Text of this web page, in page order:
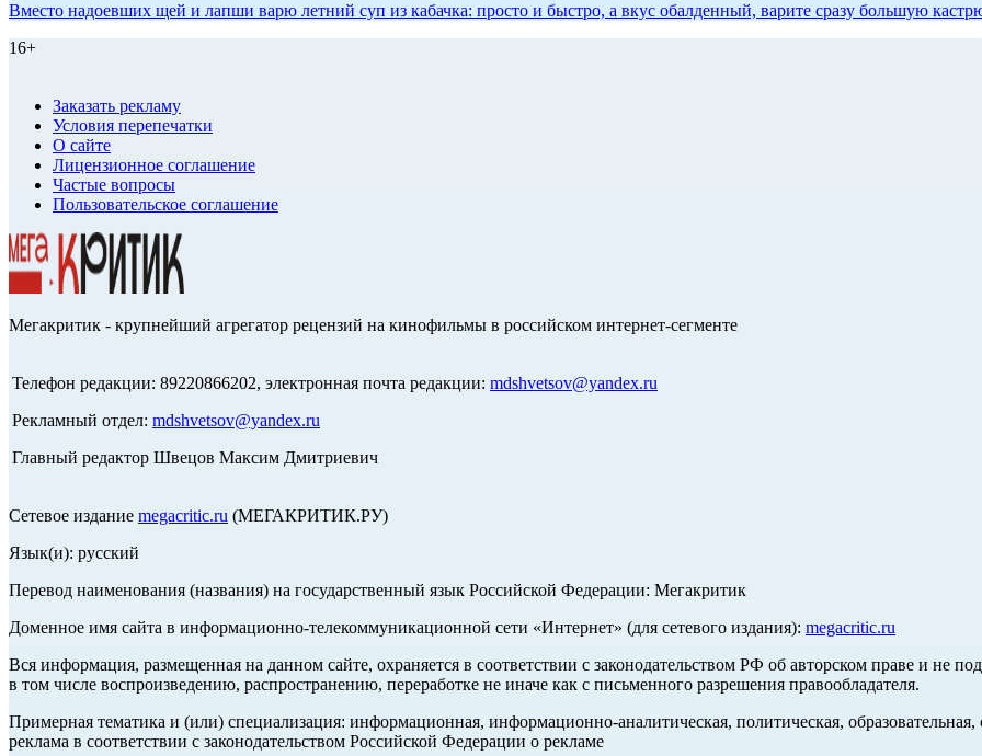
Вместо надоевших щей и лапши варю летний суп из кабачка: просто и быстро, а вкус обалденный, варите сразу большую
16+
Заказать рекламу
Условия перепечатки
О сайте
Лицензионное соглашение
Частые вопросы
Пользовательское соглашение
Мегакритик - крупнейший агрегатор рецензий на кинофильмы в российском интернет-сегменте
Телефон редакции: 89220866202, электронная почта редакции: mdshvetsov@yandex.ru
Рекламный отдел: mdshvetsov@yandex.ru
Главный редактор Швецов Максим Дмитриевич
Сетевое издание megacritic.ru (МЕГАКРИТИК.РУ)
Язык(и): русский
Перевод наименования (названия) на государственный язык Российской Федерации: Мегакритик
Доменное имя сайта в информационно-телекоммуникационной сети «Интернет» (для сетевого издания): megacritic.ru
Вся информация, размещенная на данном сайте, охраняется в соответствии с законодательством РФ об авторском праве и не
в том числе воспроизведению, распространению, переработке не иначе как с письменного разрешения правообладателя.
Примерная тематика и (или) специализация: информационная, информационно-аналитическая, политическая, образовательная,
реклама в соответствии с законодательством Российской Федерации о рекламе